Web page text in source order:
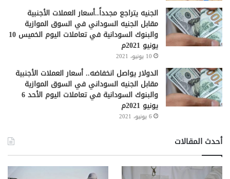
الجنيه يتراجع مجدداً..أسعار العملات الأجنبية
مقابل الجنيه السوداني في السوق الموازية
والبنوك السودانية في تعاملات اليوم الخميس 10
يونيو 2021م
10 يونيو، 2021
الدولار يواصل انخفاضه.. أسعار العملات الأجنبية
مقابل الجنيه السوداني في السوق الموازية
والبنوك السودانية في تعاملات اليوم الأحد 6
يونيو 2021م
6 يونيو، 2021
أحدث المقالات